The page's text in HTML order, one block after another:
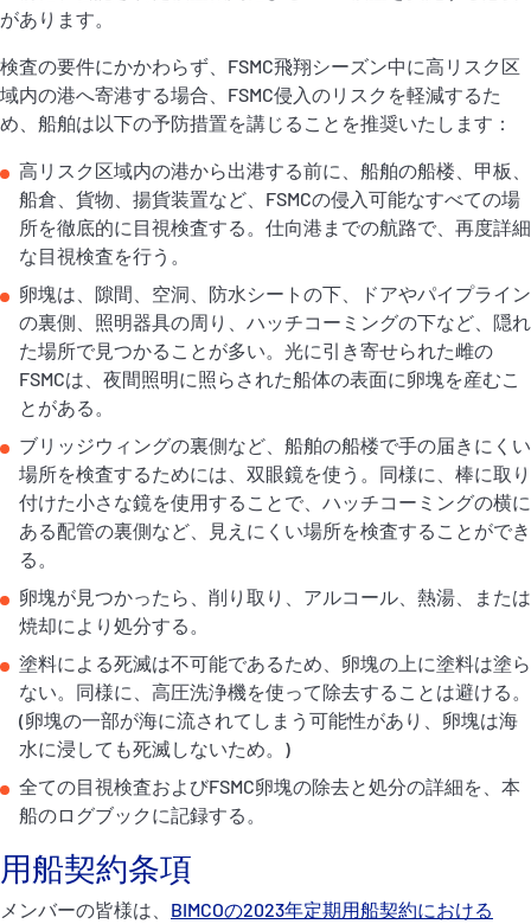
があります。
検査の要件にかかわらず、FSMC飛翔シーズン中に高リスク区
域内の港へ寄港する場合、FSMC侵入のリスクを軽減するた
め、船舶は以下の予防措置を講じることを推奨いたします：
高リスク区域内の港から出港する前に、船舶の船楼、甲板、
船倉、貨物、揚貨装置など、FSMCの侵入可能なすべての場
所を徹底的に目視検査する。仕向港までの航路で、再度詳細
な目視検査を行う。
卵塊は、隙間、空洞、防水シートの下、ドアやパイプライン
の裏側、照明器具の周り、ハッチコーミングの下など、隠れ
た場所で見つかることが多い。光に引き寄せられた雌の
FSMCは、夜間照明に照らされた船体の表面に卵塊を産むこ
とがある。
ブリッジウィングの裏側など、船舶の船楼で手の届きにくい
場所を検査するためには、双眼鏡を使う。同様に、棒に取り
付けた小さな鏡を使用することで、ハッチコーミングの横に
ある配管の裏側など、見えにくい場所を検査することができ
る。
卵塊が見つかったら、削り取り、アルコール、熱湯、または
焼却により処分する。
塗料による死滅は不可能であるため、卵塊の上に塗料は塗ら
ない。同様に、高圧洗浄機を使って除去することは避ける。
(卵塊の一部が海に流されてしまう可能性があり、卵塊は海
水に浸しても死滅しないため。)
全ての目視検査およびFSMC卵塊の除去と処分の詳細を、本
船のログブックに記録する。
用船契約条項
メンバーの皆様は、 BIMCOの2023年定期用船契約における